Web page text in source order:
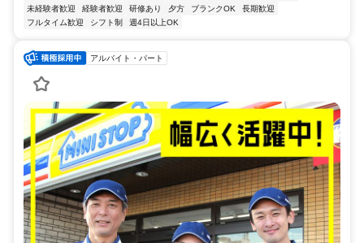
未経験者歓迎
経験者歓迎 研修あり 夕方 ブランクOK
長期歓迎
フルタイム歓迎
シフト制 週4日以上OK
アルバイト・パート